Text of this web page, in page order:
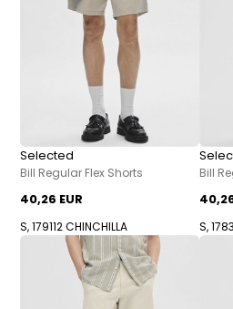
Selected
Bill Regular Flex Shorts
40,26 EUR
S, 179112 CHINCHILLA
Bill
S,